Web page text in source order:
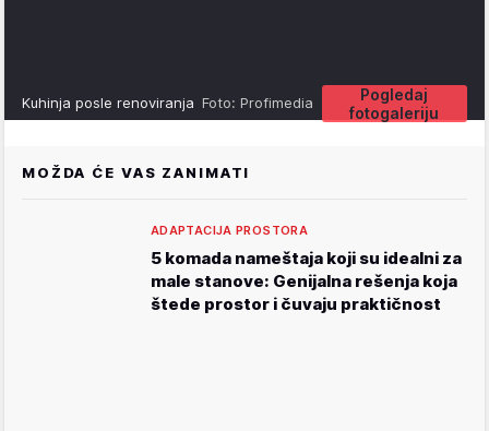
Pogledaj
fotogaleriju
Kuhinja posle renoviranja Foto: Profimedia
MOŽDA ĆE VAS ZANIMATI
ADAPTACIJA PROSTORA
5 komada nameštaja koji su idealni za
male stanove: Genijalna rešenja koja
štede prostor i čuvaju praktičnost